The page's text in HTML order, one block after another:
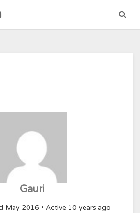
Gauri
May 2016 • Active 10 years ago